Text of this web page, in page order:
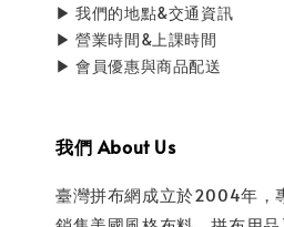
▶ 我們的地點&交通資訊
▶ 營業時間&上課時間
▶ 會員優惠與商品配送
我們 About Us
臺灣拼布網成立於2004年，